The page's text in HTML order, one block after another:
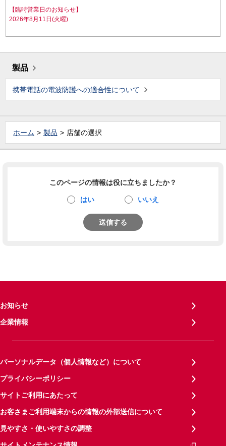
【臨時営業日のお知らせ】
2026年8月11日(火曜)
製品
携帯電話の電波防護への適合性について
ホーム 製品 店舗の選択
このページの情報は役に立ちましたか？
はい いいえ
送信する
お知らせ
企業情報
パーソナルデータ（個人情報など）について
プライバシーポリシー
サイトご利用にあたって
お客さまご利用端末からの情報の外部送信について
見やすさ・使いやすさの調整